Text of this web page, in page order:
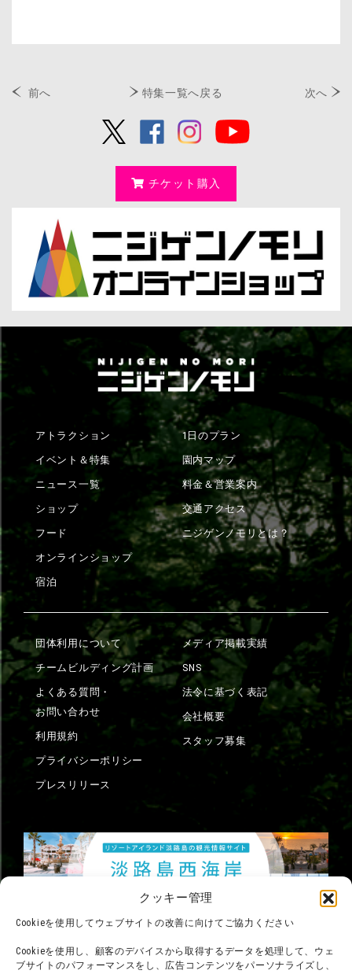
クッキー管理
Cookieを使用してウェブサイトの改善に向けてご協力ください
Cookieを使用し、顧客のデバイスから取得するデータを処理して、ウェ
ブサイトのパフォーマンスをし、広告コンテンツをパーソナライズし、
前へ 特集一覧へ戻る 次へ
チケット購入
アトラクション
イベント＆特集
ニュース一覧
ショップ
フード
オンラインショップ
宿泊
1日のプラン
園内マップ
料金＆営業案内
交通アクセス
ニジゲンノモリとは？
団体利用について
チームビルディング計画
よくある質問・
お問い合わせ
利用規約
プライバシーポリシー
プレスリリース
メディア掲載実績
SNS
法令に基づく表記
会社概要
スタッフ募集